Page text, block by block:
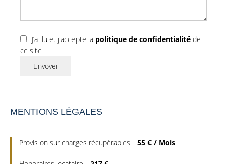
J’ai lu et j'accepte la politique de confidentialité de
ce site
Envoyer
MENTIONS LÉGALES
Provision sur charges récupérables 55 € / Mois